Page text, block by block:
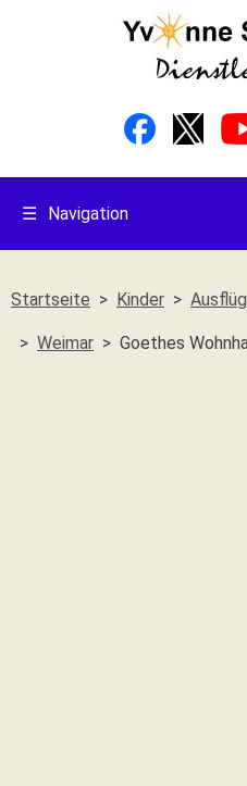
☰ Navigation
Startseite Kinder
Weimar Goethes